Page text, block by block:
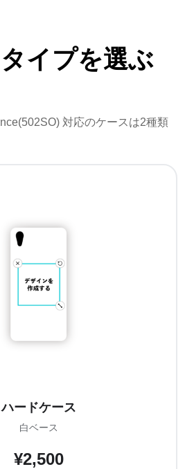
イプを選ぶ
対応のケースは2種類
ハードケース
白ベース
¥2,500